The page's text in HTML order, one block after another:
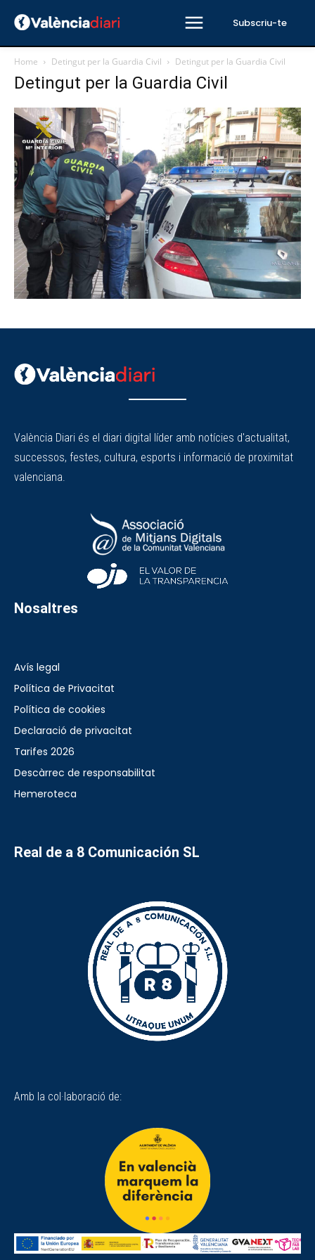
Subscriu-te
Home Detingut per la Guardia Civil Detingut per la Guardia Civil
Detingut per la Guardia Civil
València Diari és el diari digital líder amb notícies d'actualitat,
successos, festes, cultura, esports i informació de proximitat
valenciana.
Nosaltres
Avís legal
Política de Privacitat
Política de cookies
Declaració de privacitat
Tarifes 2026
Descàrrec de responsabilitat
Hemeroteca
Real de a 8 Comunicación SL
Amb la col·laboració de: